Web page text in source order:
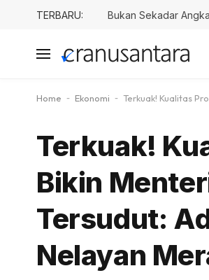
TERBARU: Bukan Sekadar
Home - Ekonomi - Terkuak! Kualitas
Terkuak!
Bikin
Tersudut:
Nelayan